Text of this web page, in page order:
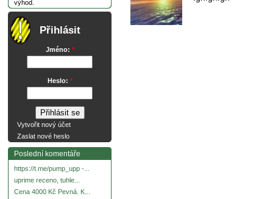
výhod.
Přihlásit
Jméno: *
Heslo: *
Vytvořit nový účet
Zaslat nové heslo
Poslední komentáře
https://t.me/pump_upp -...
uprime receno, tuhle...
Cena 4000 Kč Pevná. K...